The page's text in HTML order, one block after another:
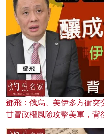
鄧飛：俄烏、美伊多方衝突
甘冒政權風險攻擊美軍，背